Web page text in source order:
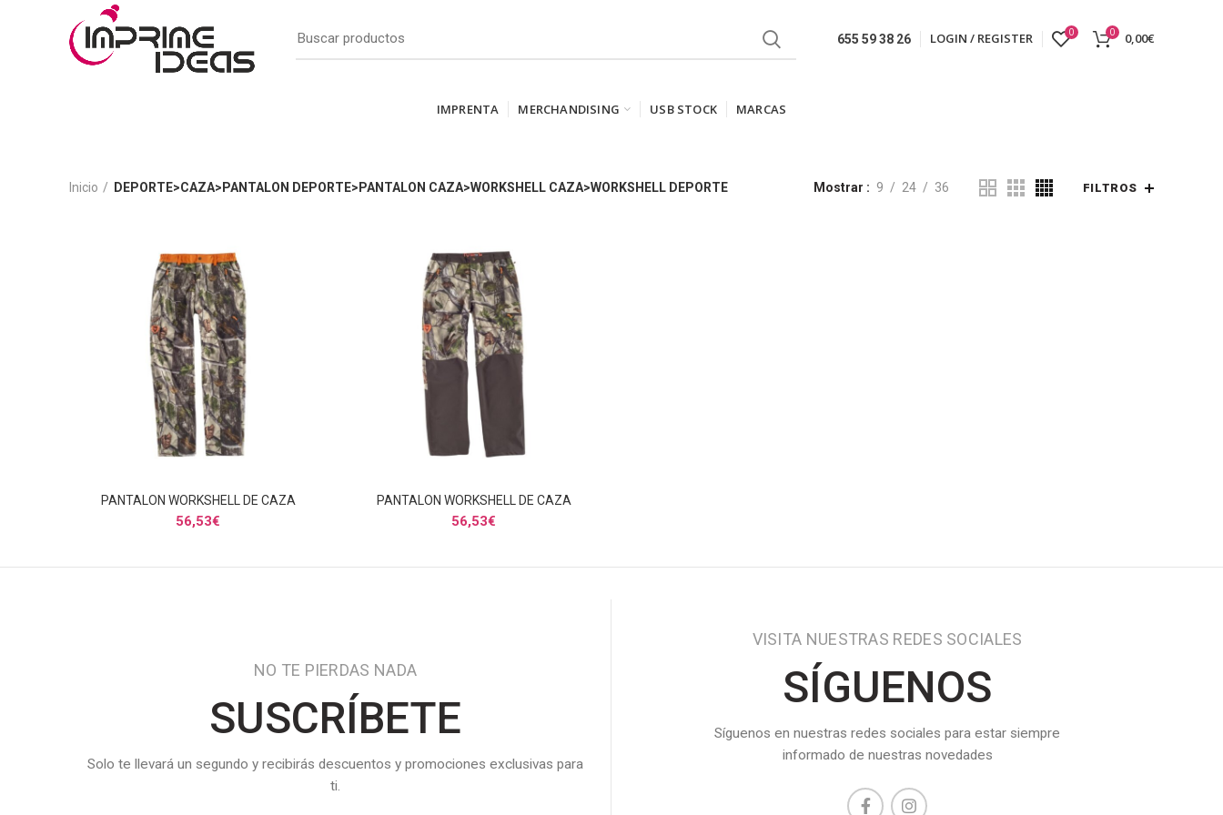
655 59 38 26 LOGIN / REGISTER 0 0 0,00€
IMPRENTA MERCHANDISING USB STOCK MARCAS
Inicio DEPORTE>CAZA>PANTALON DEPORTE>PANTALON CAZA>WORKSHELL CAZA>WORKSHELL DEPORTE Mostrar 9 24 36 FILTROS
SELECCIONAR OPCIONES
PANTALON WORKSHELL DE CAZA
56,53€
SELECCIONAR OPCIONES
PANTALON WORKSHELL DE CAZA
56,53€
NO TE PIERDAS NADA
SUSCRÍBETE
Solo te llevará un segundo y recibirás descuentos y promociones exclusivas para
ti.
VISITA NUESTRAS REDES SOCIALES
SÍGUENOS
Síguenos en nuestras redes sociales para estar siempre
informado de nuestras novedades